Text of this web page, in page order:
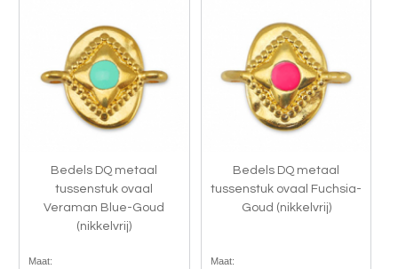
Bedels DQ metaal
tussenstuk ovaal
Veraman Blue-Goud
(nikkelvrij)
Maat:
Bedels DQ metaal
tussenstuk ovaal Fuchsia-
Goud (nikkelvrij)
Maat: